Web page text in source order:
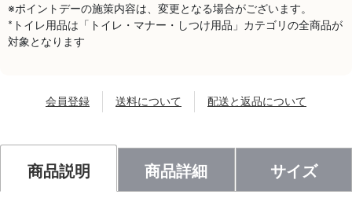
※ポイントデーの施策内容は、変更となる場合がございます。
*トイレ用品は「トイレ・マナー・しつけ用品」カテゴリの全商品が
対象となります
会員登録 送料について 配送と返品について
商品説明 商品詳細 サイズ